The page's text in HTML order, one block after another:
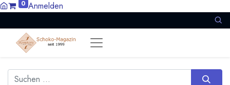
0 Anmelden